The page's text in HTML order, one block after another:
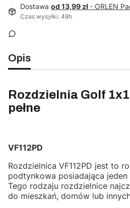
Dostawa od 13,99 zł - ORLEN
Czas wysyłki: 48h
Opis
Rozdzielnia Golf
pełne
VF112PD
Rozdzielnica VF112PD jest to
podtynkowa posiadająca jeden
Tego rodzaju rozdzielnice
do mieszkań, domów lub